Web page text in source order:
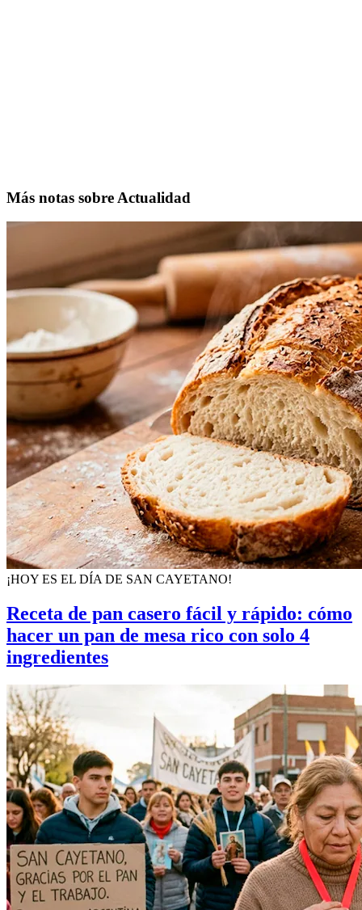
Más notas sobre Actualidad
¡HOY ES EL DÍA DE SAN CAYETANO!
Receta de pan casero fácil y rápido: cómo
hacer un pan de mesa rico con solo 4
ingredientes